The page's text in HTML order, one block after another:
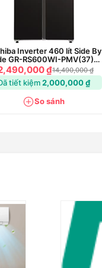
Inverter 460 lít Side By
GR-RS600WI-PMV(37)-
SG₫14,490,000 ₫
tiết kiệm2,000,000 ₫
So sánh